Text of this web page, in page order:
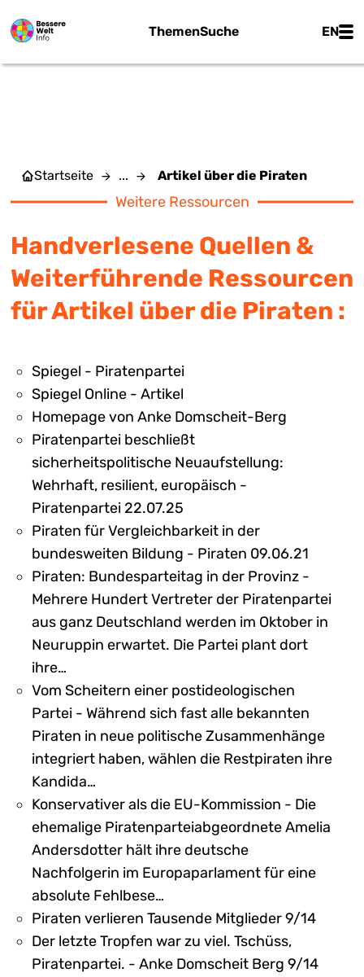
ThemenSuche EN
Startseite ... Artikel über die Piraten
Weitere Ressourcen
Handverlesene Quellen &
Weiterführende Ressourcen
für Artikel über die Piraten :
Spiegel - Piratenpartei
Spiegel Online - Artikel
Homepage von Anke Domscheit-Berg
Piratenpartei beschließt
sicherheitspolitische Neuaufstellung:
Wehrhaft, resilient, europäisch -
Piratenpartei 22.07.25
Piraten für Vergleichbarkeit in der
bundesweiten Bildung - Piraten 09.06.21
Piraten: Bundesparteitag in der Provinz -
Mehrere Hundert Vertreter der Piratenpartei
aus ganz Deutschland werden im Oktober in
Neuruppin erwartet. Die Partei plant dort
ihre…
Vom Scheitern einer postideologischen
Partei - Während sich fast alle bekannten
Piraten in neue politische Zusammenhänge
integriert haben, wählen die Restpiraten ihre
Kandida…
Konservativer als die EU-Kommission - Die
ehemalige Piratenparteiabgeordnete Amelia
Andersdotter hält ihre deutsche
Nachfolgerin im Europaparlament für eine
absolute Fehlbese…
Piraten verlieren Tausende Mitglieder 9/14
Der letzte Tropfen war zu viel. Tschüss,
Piratenpartei. - Anke Domscheit Berg 9/14